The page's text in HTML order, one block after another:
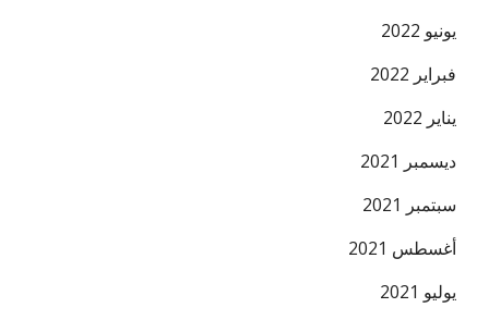
يونيو 2022
فبراير 2022
يناير 2022
ديسمبر 2021
سبتمبر 2021
أغسطس 2021
يوليو 2021